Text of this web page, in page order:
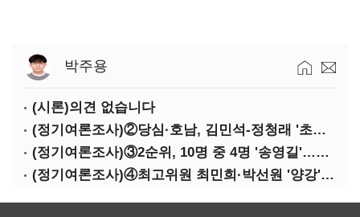
박주용
(시론)의견 없습니다
(정기여론조사)②당심·호남, 김민석-정청래 '초접전'
(정기여론조사)③2순위, 10명 중 4명 '송영길'…정청래 '한 자릿수'
(정기여론조사)④최고위원 최민희·박선원 '양강'…서미화·이성윤·임미애 뒤이어